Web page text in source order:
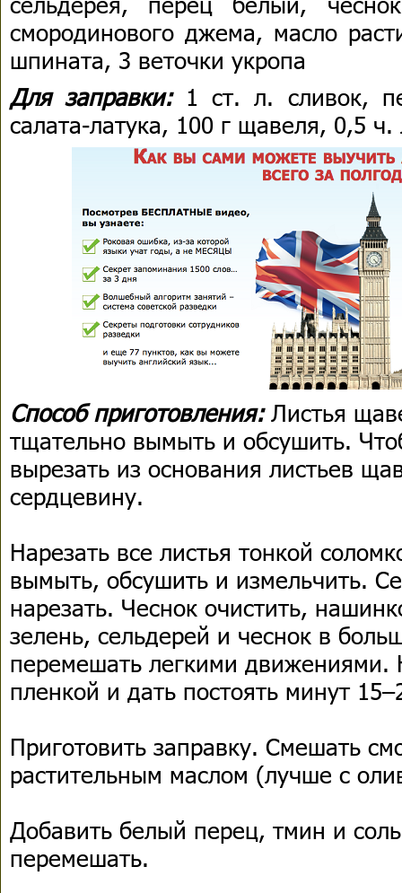
смородинового джема, масло
шпината, 3 веточки укропа
Для заправки:1 ст. л. сливок,
салата-латука, 100 г щавеля, 0,5
Способ приготовления:Листья
тщательно вымыть и обсушить.
вырезать из основания листьев
сердцевину.
Нарезать все листья тонкой
вымыть, обсушить и измельчить.
нарезать. Чеснок очистить,
зелень, сельдерей и чеснок в
перемешать легкими движениями.
пленкой и дать постоять минут
Приготовить заправку. Смешать
растительным маслом (лучше с
Добавить белый перец, тмин и
перемешать.